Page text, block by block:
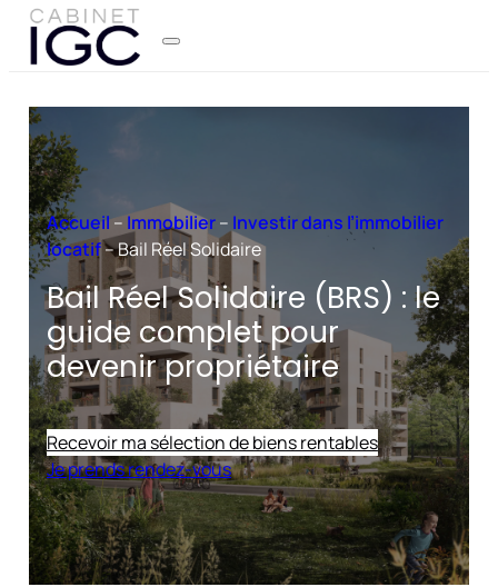
Accueil–Immobilier– Investir dans l’immobilier
locatif–Bail Réel Solidaire
Bail Réel Solidaire (BRS) : le
guide complet pour
devenir propriétaire
Recevoir ma sélection de biens rentables
Je prends rendez-vous